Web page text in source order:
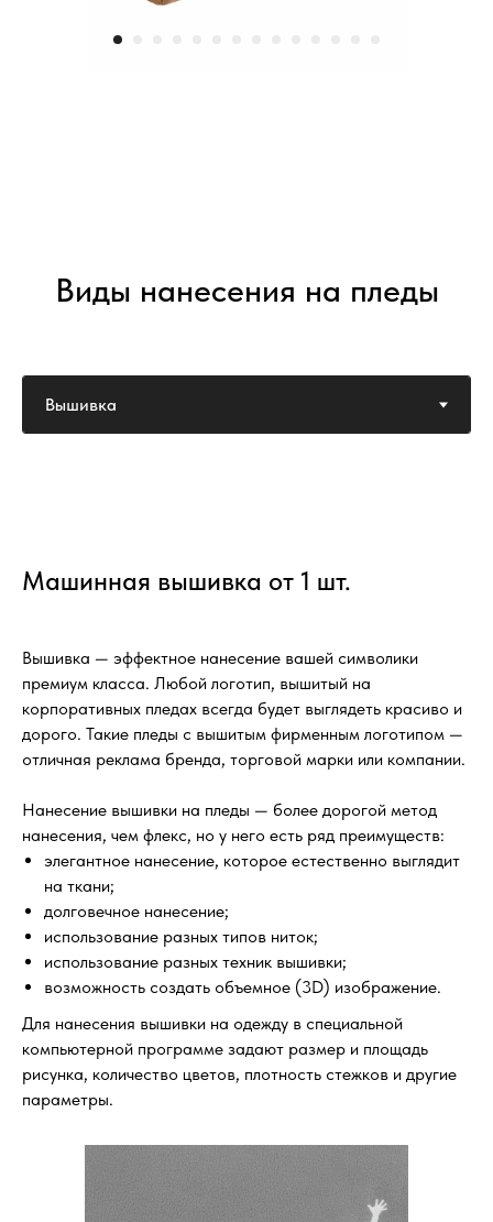
Виды нанесения на пледы
Машинная вышивка от 1 шт.
Вышивка — эффектное нанесение вашей символики
премиум класса. Любой логотип, вышитый на
корпоративных пледах всегда будет выглядеть красиво и
дорого. Такие пледы с вышитым фирменным логотипом —
отличная реклама бренда, торговой марки или компании.
Нанесение вышивки на пледы — более дорогой метод
нанесения, чем флекс, но у него есть ряд преимуществ:
элегантное нанесение, которое естественно выглядит
на ткани;
долговечное нанесение;
использование разных типов ниток;
использование разных техник вышивки;
возможность создать объемное (3D) изображение.
Для нанесения вышивки на одежду в специальной
компьютерной программе задают размер и площадь
рисунка, количество цветов, плотность стежков и другие
параметры.